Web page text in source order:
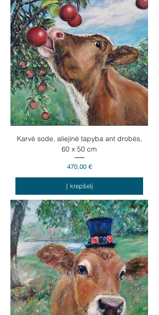
Karvė sode, aliejinė tapyba ant drobės,
60 x 50 cm
Kaina
470,00 €
Į krepšelį